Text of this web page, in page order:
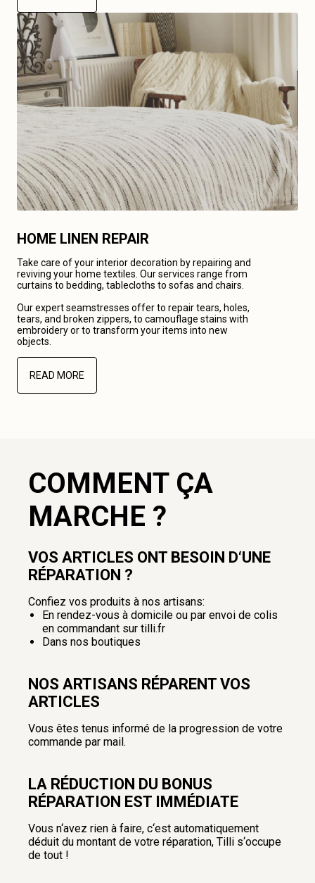
HOME LINEN REPAIR
Take care of your interior decoration by repairing and
reviving your home textiles. Our services range from
curtains to bedding, tablecloths to sofas and chairs.
Our expert seamstresses offer to repair tears, holes,
tears, and broken zippers, to camouflage stains with
embroidery or to transform your items into new
objects.
READ MORE
COMMENT ÇA
MARCHE ?
VOS ARTICLES ONT BESOIN D‘UNE
RÉPARATION ?
Confiez vos produits à nos artisans:
En rendez-vous à domicile ou par envoi de colis
en commandant sur tilli.fr
Dans nos boutiques
NOS ARTISANS RÉPARENT VOS
ARTICLES
Vous êtes tenus informé de la progression de votre
commande par mail.
LA RÉDUCTION DU BONUS
RÉPARATION EST IMMÉDIATE
Vous n‘avez rien à faire, c‘est automatiquement
déduit du montant de votre réparation, Tilli s‘occupe
de tout !